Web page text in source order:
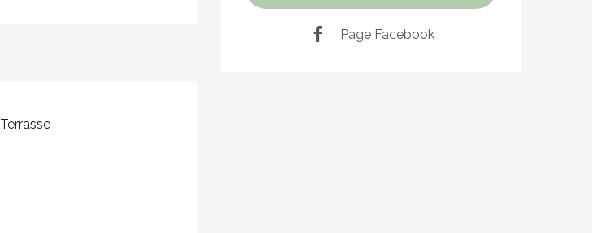
Page Facebook
Terrasse